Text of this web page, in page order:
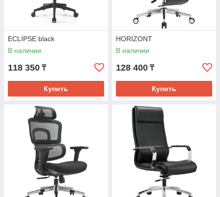
ECLIPSE black
В наличии
118 350 ₸
Купить
HORIZONT
В наличии
128 400 ₸
Купить